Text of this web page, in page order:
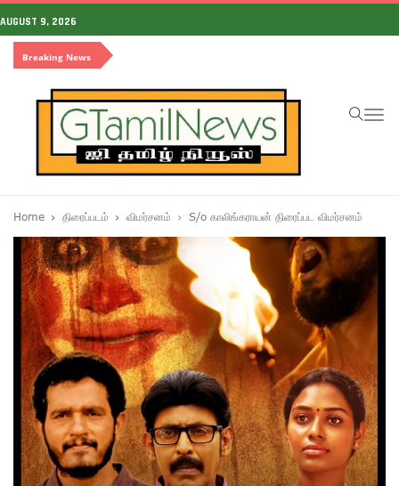
AUGUST 9, 2026
Breaking News
Home திரைப்படம் விமர்சனம் S/o காலிங்கராயன் திரைப்பட விமர்சனம்